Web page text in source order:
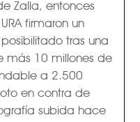
Zalla, entonces
firmaron un
tras una
más 10 millones de
a 2.500
en contra de
subida hace